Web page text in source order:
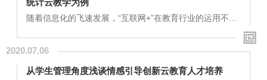
键字：线上教学; 信息化教学系统 有效性想要提高...
随着信息化的飞速发展，“互联网+”在教育行业的运用不仅
来源的多元化就体现出“互联网+”的教学理念。信息化的发
展，人工智能在财会行业的成功运用，都强烈呼吁各大高
会课程中的《商业统计》进行云教学改革研究，以期望能
2020.07.06
从学生管理角度浅谈情感引导创新云教育人才培养